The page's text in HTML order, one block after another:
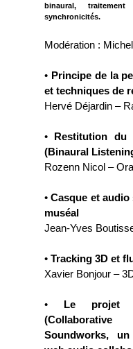
binaural,
synchronicités.
Modération :
• Principe de la
et techniques de
Hervé Déjardin –
•
Restitution
(Binaural
Rozenn Nicol –
•Casque et audio
muséal
Jean-Yves
• Tracking 3D et
Xavier Bonjour –
•
Le projet
Soundworks, un